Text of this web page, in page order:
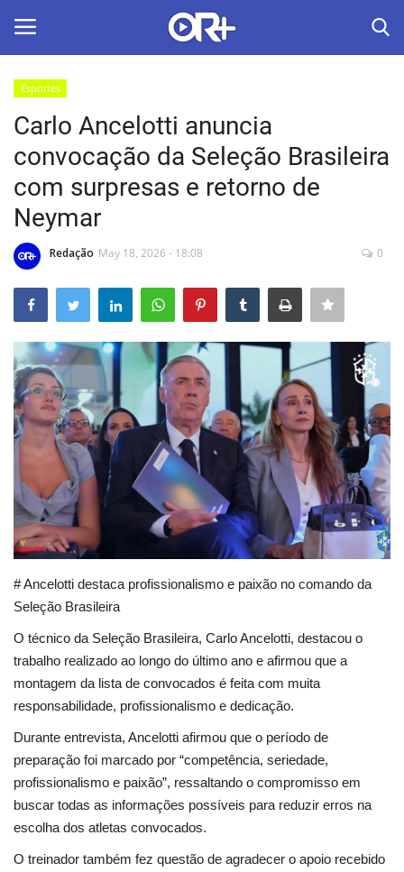
Home
O Radião News
Últimas
Radio & Tv
Política
Economia
Educação
Municípios
Esportes
Saúde
Language
portugues English
Esportes
Carlo Ancelotti anuncia
convocação da Seleção Brasileira
com surpresas e retorno de
Neymar
Redação May 18, 2026 - 18:08 0
# Ancelotti destaca profissionalismo e paixão no comando da
Seleção Brasileira
O técnico da Seleção Brasileira, Carlo Ancelotti, destacou o
trabalho realizado ao longo do último ano e afirmou que a
montagem da lista de convocados é feita com muita
responsabilidade, profissionalismo e dedicação.
Durante entrevista, Ancelotti afirmou que o período de
preparação foi marcado por “competência, seriedade,
profissionalismo e paixão”, ressaltando o compromisso em
buscar todas as informações possíveis para reduzir erros na
escolha dos atletas convocados.
O treinador também fez questão de agradecer o apoio recebido